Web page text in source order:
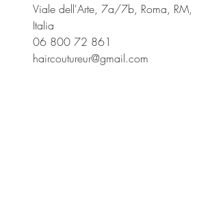
Viale dell'Arte, 7a/7b, Roma, RM,
Italia
06 800 72 861
haircoutureur@gmail.com